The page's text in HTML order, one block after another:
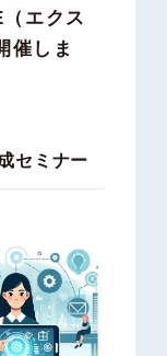
エクス
催しま
セミナー